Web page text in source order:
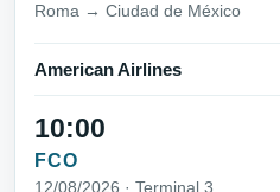
Roma → Ciudad de México
American Airlines
10:00
FCO
12/08/2026 · Terminal 3